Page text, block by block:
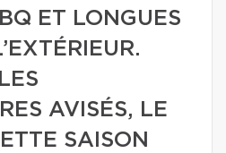
ET LONGUES
AVISÉS, LE
SAISON